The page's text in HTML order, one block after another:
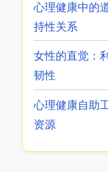
心理健康中的
持性关系
女性的直觉：
韧性
心理健康自助
资源